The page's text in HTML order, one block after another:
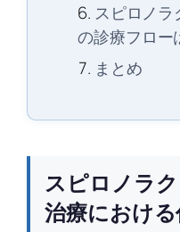
スピロノ
の診療フロー
まとめ
スピロノラ
治療におけ